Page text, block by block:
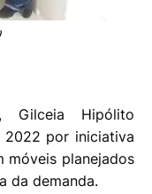
Gilceia Hipólito
2022 por iniciativa
móveis planejados
da demanda.